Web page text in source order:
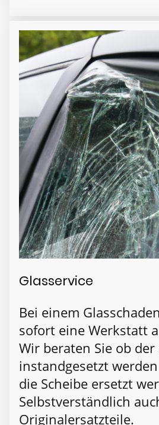
Glasservice
Bei einem
sofort eine Werkstatt
Wir beraten Sie ob
instandgesetzt
die Scheibe ersetzt
Selbstverständlich
Originalersatzteile.